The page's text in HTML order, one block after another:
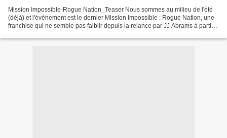
Mission Impossible-Rogue Nation_Teaser Nous sommes au milieu de l'été
(déjà) et l'événement est le dernier Mission Impossible : Rogue Nation, une
franchise qui ne semble pas faiblir depuis la relance par JJ Abrams à partir